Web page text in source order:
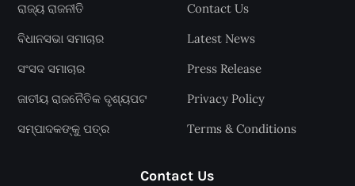
ରାଜ୍ୟ ରାଜନୀତି
ବିଧାନସଭା ସମାଚାର
ସଂସଦ ସମାଚାର
ଜାତୀୟ ରାଜନୈତିକ ଦୃଶ୍ୟପଟ
ସମ୍ପାଦକଙ୍କୁ ପତ୍ର
Contact Us
Latest News
Press Release
Privacy Policy
Terms & Conditions
Contact Us